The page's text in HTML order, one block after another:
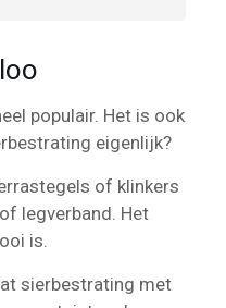
populair. Het is ook
eigenlijk?
of klinkers
legverband. Het
is.
sierbestrating met